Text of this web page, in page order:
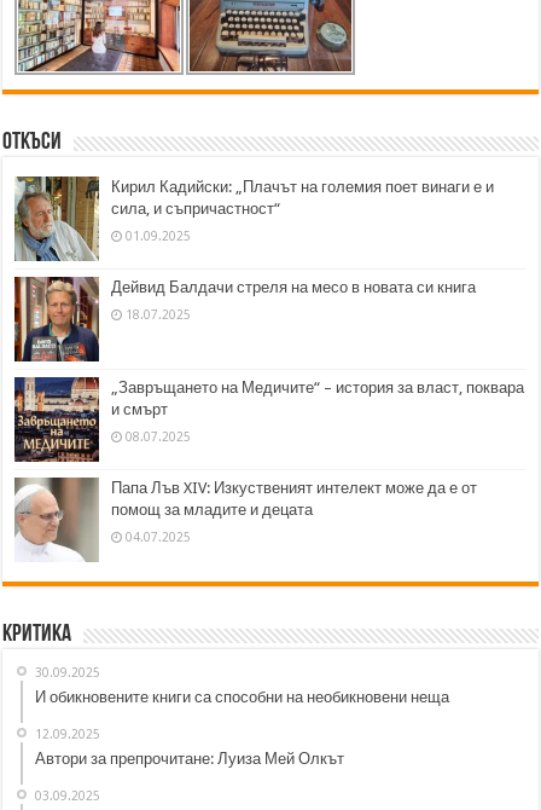
Откъси
Кирил Кадийски: „Плачът на големия поет винаги е и
сила, и съпричастност“
01.09.2025
Дейвид Балдачи стреля на месо в новата си книга
18.07.2025
„Завръщането на Медичите“ – история за власт, поквара
и смърт
08.07.2025
Папа Лъв XIV: Изкуственият интелект може да е от
помощ за младите и децата
04.07.2025
Критика
30.09.2025
И обикновените книги са способни на необикновени неща
12.09.2025
Автори за препрочитане: Луиза Мей Олкът
03.09.2025